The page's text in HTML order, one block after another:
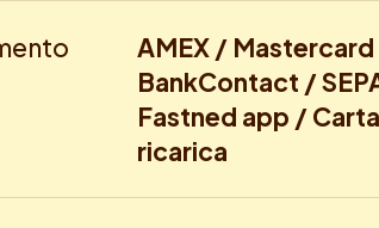
AMEX /
BankContact /
Fastned app /
ricarica